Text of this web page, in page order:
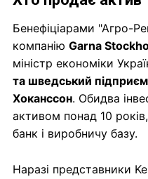
Бенефіціарами "Агро-
компанію Gar­na
міністр економіки
та шведський
Хоканссон. Обидва
активом понад 10
банк і виробничу базу.
Наразі представники